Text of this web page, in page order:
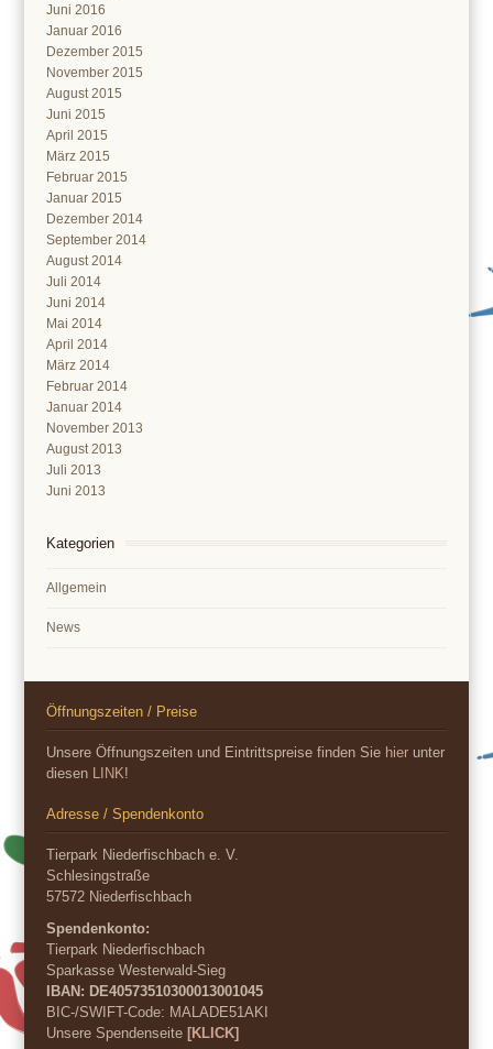
Juni 2016
Januar 2016
Dezember 2015
November 2015
August 2015
Juni 2015
April 2015
März 2015
Februar 2015
Januar 2015
Dezember 2014
September 2014
August 2014
Juli 2014
Juni 2014
Mai 2014
April 2014
März 2014
Februar 2014
Januar 2014
November 2013
August 2013
Juli 2013
Juni 2013
Kategorien
Allgemein
News
Öffnungszeiten / Preise
Unsere Öffnungszeiten und Eintrittspreise finden Sie hier unter
diesen LINK!
Adresse / Spendenkonto
Tierpark Niederfischbach e. V.
Schlesingstraße
57572 Niederfischbach
Spendenkonto:
Tierpark Niederfischbach
Sparkasse Westerwald-Sieg
IBAN: DE40573510300013001045
BIC-/SWIFT-Code: MALADE51AKI
Unsere Spendenseite[KLICK]